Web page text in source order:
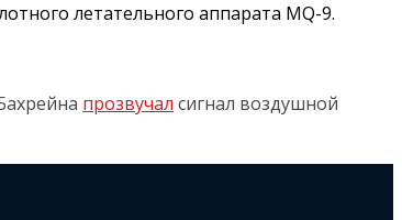
летательного аппарата MQ-9.
прозвучал сигнал воздушной